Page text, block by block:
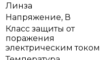
Линза
Напряжение, В
Класс защиты от
поражения
электрическим током